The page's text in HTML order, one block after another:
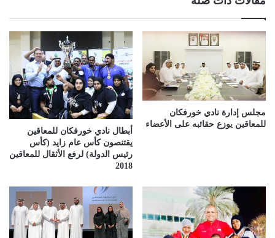
مجلس إدارة نادي خورفكان
للمعاقين يوزع حقائبه على الأعضاء
أبطال نادي خورفكان للمعاقين
يقتنصون كأس عام زايد (كأس
رئيس الدولة) لرفع الأثقال للمعاقين
2018